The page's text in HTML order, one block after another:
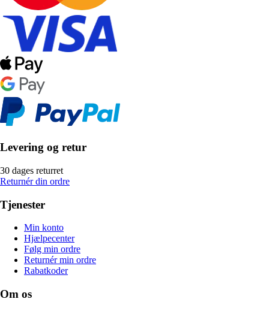
Levering og retur
30 dages returret
Returnér din ordre
Tjenester
Min konto
Hjælpecenter
Følg min ordre
Returnér min ordre
Rabatkoder
Om os